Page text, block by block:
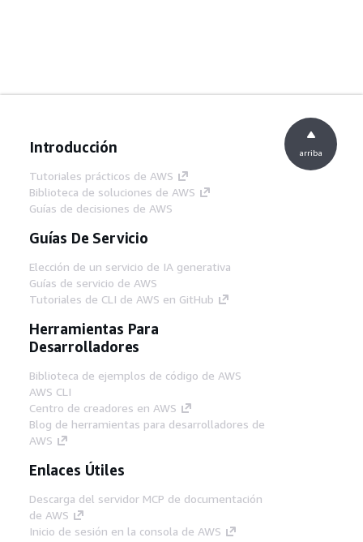
Introducción
Tutoriales prácticos de AWS
Biblioteca de soluciones de AWS
Guías de decisiones de AWS
Guías De Servicio
Elección de un servicio de IA generativa
Guías de servicio de AWS
Tutoriales de CLI de AWS en GitHub
Herramientas Para
Desarrolladores
Biblioteca de ejemplos de código de AWS
AWS CLI
Centro de creadores en AWS
Blog de herramientas para desarrolladores de
AWS
Enlaces Útiles
Descarga del servidor MCP de documentación
de AWS
Inicio de sesión en la consola de AWS
arriba